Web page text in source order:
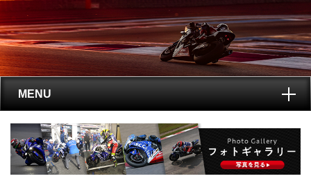
MENU
トップ
EWC(鈴鹿8耐)とは?